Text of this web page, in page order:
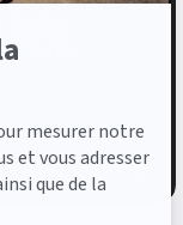
mesurer notre
et vous adresser
que de la
Line